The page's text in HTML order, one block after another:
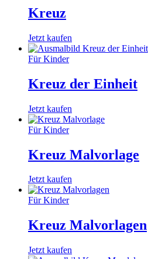
Kreuz
Jetzt kaufen
Für Kinder
Kreuz der Einheit
Jetzt kaufen
Für Kinder
Kreuz Malvorlage
Jetzt kaufen
Für Kinder
Kreuz Malvorlagen
Jetzt kaufen